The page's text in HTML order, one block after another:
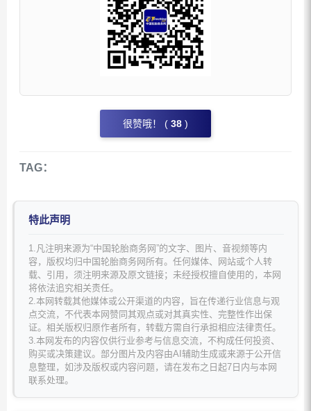
很赞哦！ ( 38 )
TAG：
特此声明
1.凡注明来源为“中国轮胎商务网”的文字、图片、音视频等内
容，版权均归中国轮胎商务网所有。任何媒体、网站或个人转
载、引用，须注明来源及原文链接；未经授权擅自使用的，本网
将依法追究相关责任。
2.本网转载其他媒体或公开渠道的内容，旨在传递行业信息与观
点交流，不代表本网赞同其观点或对其真实性、完整性作出保
证。相关版权归原作者所有，转载方需自行承担相应法律责任。
3.本网发布的内容仅供行业参考与信息交流，不构成任何投资、
购买或决策建议。部分图片及内容由AI辅助生成或来源于公开信
息整理，如涉及版权或内容问题，请在发布之日起7日内与本网
联系处理。